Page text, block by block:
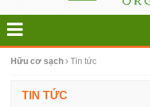
Hữu cơ sạch Tin tức
TIN TỨC